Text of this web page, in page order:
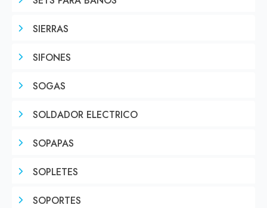
SIERRAS
SIFONES
SOGAS
SOLDADOR ELECTRICO
SOPAPAS
SOPLETES
SOPORTES